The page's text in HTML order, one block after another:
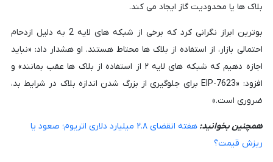
بلاک ها یا محدودیت گاز ایجاد می کند.
بوترین ابراز نگرانی کرد که برخی از شبکه های لایه 2 به دلیل ازدحام
احتمالی بازار، از استفاده از بلاک ها محتاط هستند. او هشدار داد: «نباید
اجازه دهیم که شبکه های لایه ۲ از استفاده از بلاک ها عقب بمانند» و
افزود: «EIP-7623 برای جلوگیری از بزرگ شدن اندازه بلاک در شرایط بد،
ضروری است.»
همچنین بخوانید:
هفته انقضای ۲.۸ میلیارد دلاری اتریوم؛ صعود یا
ریزش قیمت؟